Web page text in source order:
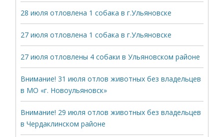
28 июля отловлена 1 собака в г.Ульяновске
27 июля отловлена 1 собака в г.Ульяновске
27 июля отловлены 4 собаки в Ульяновском районе
Внимание! 31 июля отлов животных без владельцев
в МО «г. Новоульяновск»
Внимание! 29 июля отлов животных без владельцев
в Чердаклинском районе